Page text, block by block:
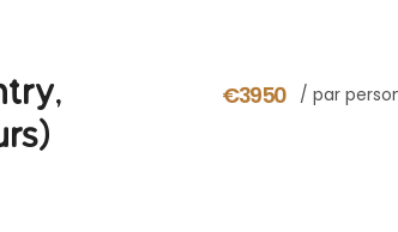
€3950 / par